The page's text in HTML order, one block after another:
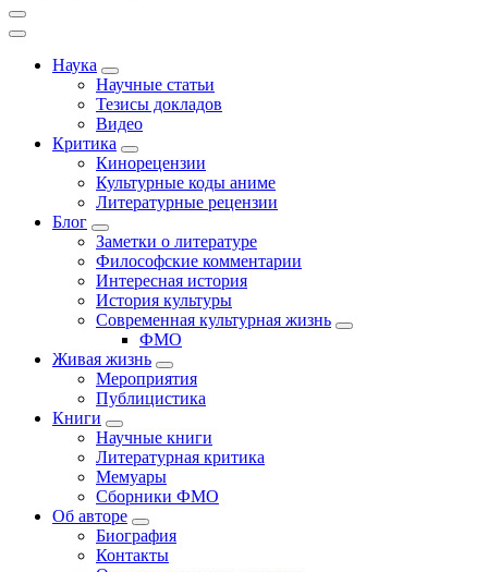
Наука
Научные статьи
Тезисы докладов
Видео
Критика
Кинорецензии
Культурные коды аниме
Литературные рецензии
Блог
Заметки о литературе
Философские комментарии
Интересная история
История культуры
Современная культурная жизнь
ФМО
Живая жизнь
Мероприятия
Публицистика
Книги
Научные книги
Литературная критика
Мемуары
Сборники ФМО
Об авторе
Биография
Контакты